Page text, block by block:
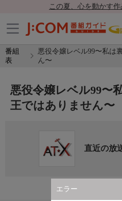
この夏、心を動かす
番組
表
悪役令嬢レベル99〜私は
ん〜
エラー
悪役令嬢レベル99〜
王ではありません〜
直近の放